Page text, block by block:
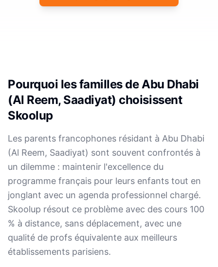
Pourquoi les familles de Abu Dhabi
(Al Reem, Saadiyat) choisissent
Skoolup
Les parents francophones résidant à Abu Dhabi
(Al Reem, Saadiyat) sont souvent confrontés à
un dilemme : maintenir l'excellence du
programme français pour leurs enfants tout en
jonglant avec un agenda professionnel chargé.
Skoolup résout ce problème avec des cours 100
% à distance, sans déplacement, avec une
qualité de profs équivalente aux meilleurs
établissements parisiens.